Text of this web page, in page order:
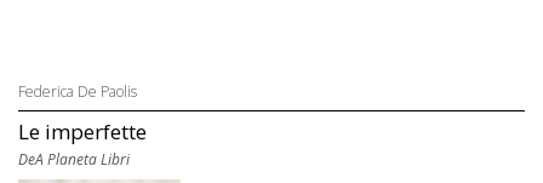
Federica De Paolis
Le imperfette
DeA Planeta Libri